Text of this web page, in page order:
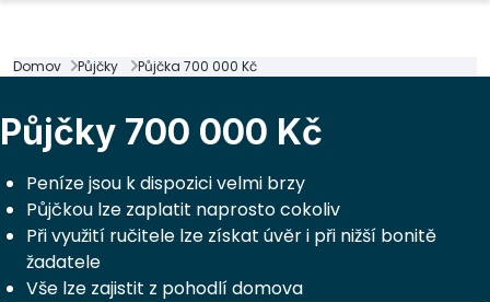
Domov Půjčky Půjčka 700 000 Kč
Půjčky 700 000 Kč
Peníze jsou k dispozici velmi brzy
Půjčkou lze zaplatit naprosto cokoliv
Při využití ručitele lze získat úvěr i při nižší bonitě
žadatele
Vše lze zajistit z pohodlí domova